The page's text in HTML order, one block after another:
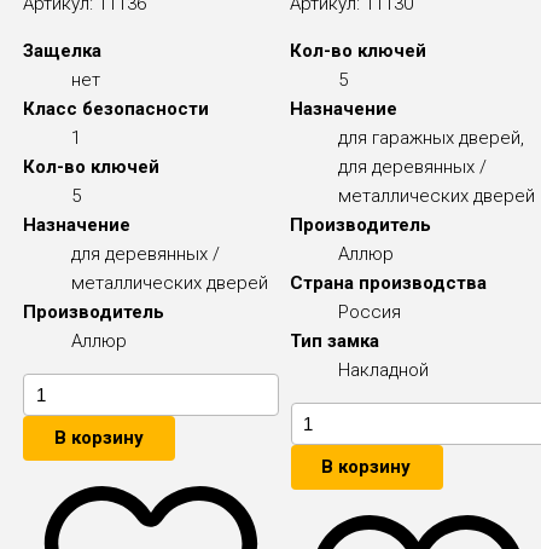
Защелка
нет
Класс безопасности
1
Кол-во ключей
5
Назначение
для деревянных /
металлических дверей
Производитель
Аллюр
В корзину
Кол-во ключей
5
Назначение
для гаражных дверей,
для деревянных /
металлических дверей
Производитель
Аллюр
Страна производства
Россия
Тип замка
Накладной
В корзину